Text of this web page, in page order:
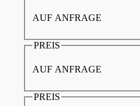
AUF ANFRAGE
PREIS
AUF ANFRAGE
PREIS